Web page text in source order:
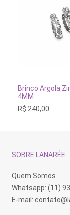
Brinco Argola
4MM
R$ 240,00
SOBRE LANARÉE
Quem Somos
Whatsapp: (11)
E-mail: